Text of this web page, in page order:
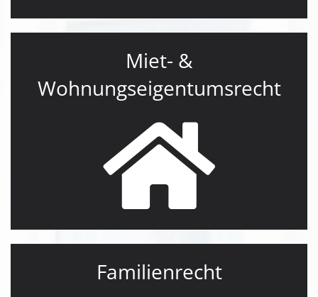
Miet- &
Wohnungseigentumsrecht
Familienrecht